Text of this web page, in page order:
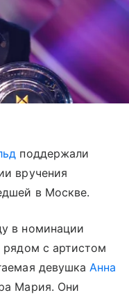
поддержали
вручения
в Москве.
в номинации
рядом с артистом
девушкаАнна
Мария. Они